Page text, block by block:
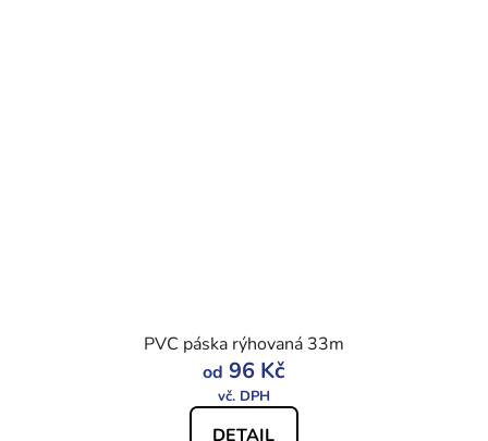
PVC páska rýhovaná 33m
od 96 Kč
DETAIL